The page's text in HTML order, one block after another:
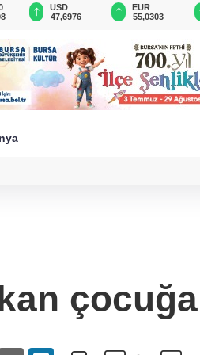
USD
47,6976
EUR
55,0303